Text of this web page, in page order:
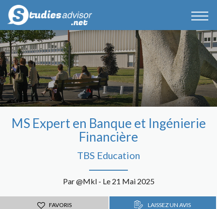
MS Expert en Banque et Ingénierie
Financière
TBS Education
Par @Mkl - Le 21 Mai 2025
FAVORIS LAISSEZ UN AVIS